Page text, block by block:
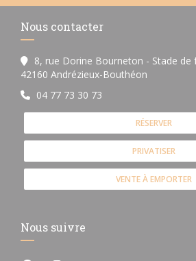
Nous contacter
8, rue Dorine Bourneton - Stade de
42160 Andrézieux-Bouthéon
04 77 73 30 73
RÉSERVER
PRIVATISER
VENTE À EMPORTER
Nous suivre